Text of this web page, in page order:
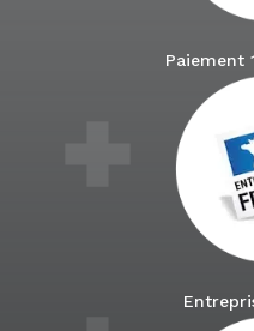
Paiement